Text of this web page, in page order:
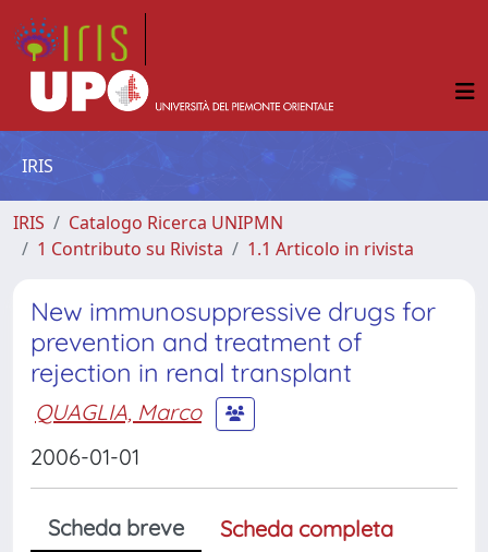
IRIS
IRIS
Catalogo Ricerca UNIPMN
1 Contributo su Rivista
1.1 Articolo in rivista
New immunosuppressive drugs for
prevention and treatment of
rejection in renal transplant
QUAGLIA, Marco
2006-01-01
Scheda breve
Scheda completa